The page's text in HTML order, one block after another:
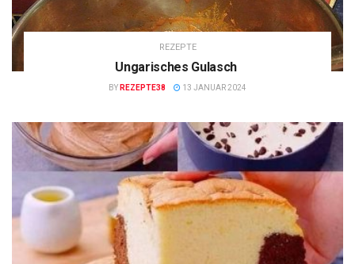
REZEPTE
Ungarisches Gulasch
BY REZEPTE38 13 JANUAR 2024